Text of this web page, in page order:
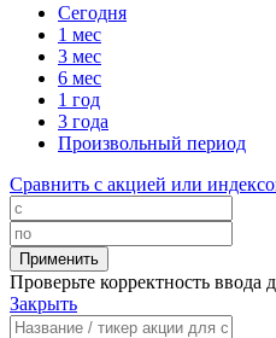
Сегодня
1 мес
3 мес
6 мес
1 год
3 года
Произвольный период
Сравнить с акцией или
Проверьте корректность ввода
Закрыть